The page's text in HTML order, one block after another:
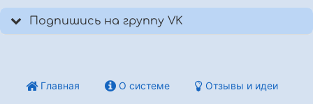
Подпишись на группу VK
Главная О системе Отзывы и идеи